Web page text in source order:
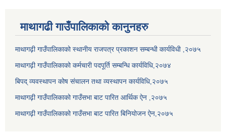
माथागढी गाउँपालिकाको कानुनहरु
माथागढ़ी गाउँपालिकाको स्थानीय राजपत्र प्रकाशन सम्बन्धी कार्यविधी ,२०७५
माथागढ़ी गाउँपालिकाको कर्मचारी पदपूर्ति सम्बन्धि कार्यविधि,२०७४
बिपद् व्यवस्थापन कोष संचालन तथा व्यस्थापन कार्यविधि,२०७५
माथागढ़ी गाउँपालिकाको गाउँसभा बाट पारित आर्थिक ऐन ,२०७५
माथागढ़ी गाउँपालिकाको गाउँसभा बाट पारित बिनियोजन ऐन,२०७५